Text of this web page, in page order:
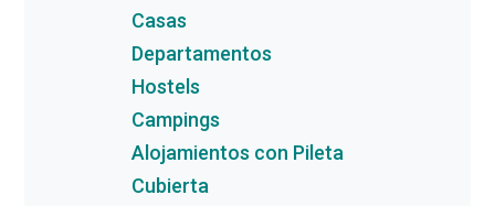
Casas
Departamentos
Hostels
Campings
Alojamientos con Pileta
Cubierta